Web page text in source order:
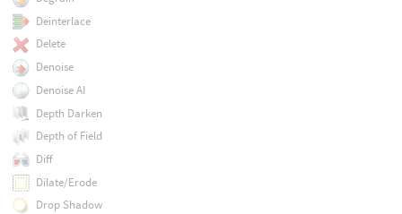
Deinterlace
Delete
Denoise
Denoise AI
Depth Darken
Depth of Field
Diff
Dilate/Erode
Drop Shadow